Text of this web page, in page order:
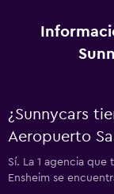
¿Sunnycars
Aeropuerto
Sí. La 1 agencia que
Ensheim se